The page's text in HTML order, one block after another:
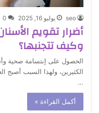
seo يوليو 16, 2025 0
أضرار تقويم
وكيف تتجنبها؟
الحصول على إبتسامة صحية
الكثيرين، ولهذا السبب أصبح
…
أكمل القراءة »